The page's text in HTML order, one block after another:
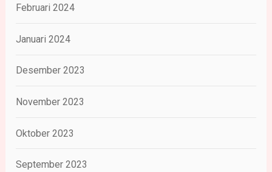
Februari 2024
Januari 2024
Desember 2023
November 2023
Oktober 2023
September 2023